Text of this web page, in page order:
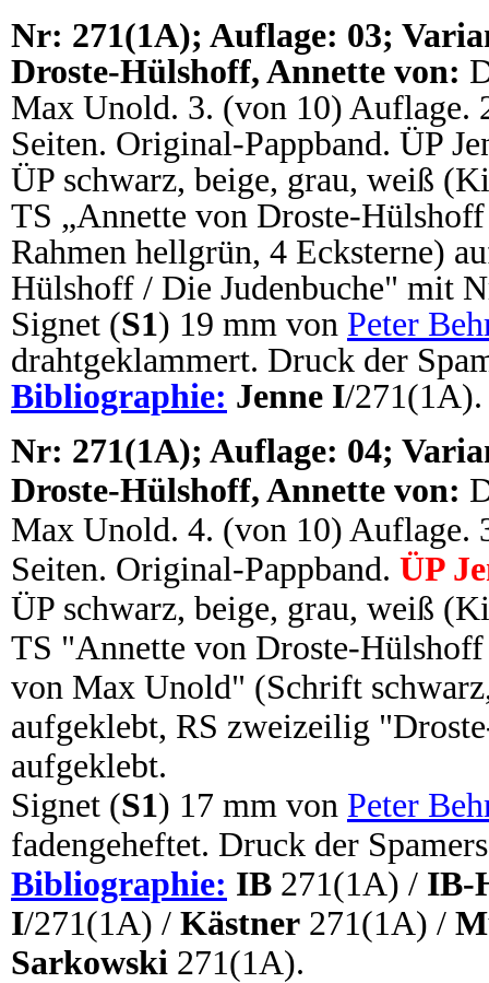
Nr: 271(1A); Auflage: 03;
Droste-Hülshoff, Annette von:
Max Unold. 3. (von 10) Auflage.
Seiten. Original-Pappband. ÜP
ÜP schwarz, beige, grau, weiß
TS „Annette von Droste-
Rahmen hellgrün, 4 Ecksterne)
Hülshoff / Die Judenbuche" mit
Signet (S1) 19 mm von Peter
drahtgeklammert. Druck der
Bibliographie: Jenne I/271(1A).
Nr: 271(1A); Auflage: 04;
Droste-Hülshoff, Annette von:
Max Unold. 4. (von 10) Auflage.
Seiten. Original-Pappband. ÜP
ÜP schwarz, beige, grau, weiß
TS "Annette von Droste-
von Max Unold" (Schrift
aufgeklebt, RS zweizeilig
aufgeklebt.
Signet (S1) 17 mm von Peter
fadengeheftet. Druck der
Bibliographie: IB 271(1A) / IB-
I/271(1A) / Kästner 271(1A) /
Sarkowski 271(1A).